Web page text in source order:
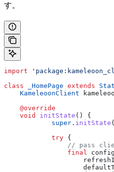
す。
import
class _HomePage extends
    KameleoonClient
    @override
    void
initState () {
            super
. initState
            try
{
// pass
                final